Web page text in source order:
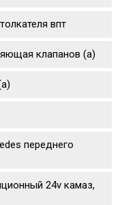
впт
клапанов (а)
переднего
24v камаз,